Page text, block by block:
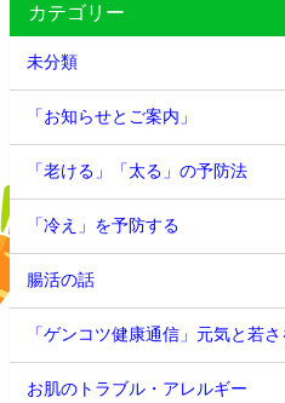
カテゴリー
未分類
「お知らせとご案内」
「老ける」「太る」の予防法
「冷え」を予防する
腸活の話
「ゲンコツ健康通信」元気と若
お肌のトラブル・アレルギー